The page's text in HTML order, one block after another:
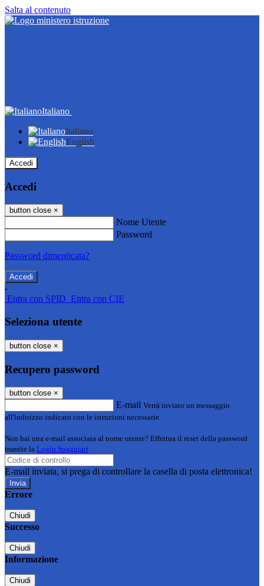
Salta al contenuto
Italiano
Italiano
English
Accedi
Accedi
button close ×
Nome Utente
Password
Password dimenticata?
-
Entra con SPID Entra con CIE
Seleziona utente
button close ×
Recupero password
button close ×
E-mail Verrà inviato un messaggio
all'indirizzo indicato con le istruzioni necessarie.
Non hai una e-mail associata al nome utente? Effettua il reset della password
tramite la Login Spaggiari
E-mail inviata, si prega di controllare la casella di posta elettronica!
Errore
Chiudi
Successo
Chiudi
Informazione
Chiudi